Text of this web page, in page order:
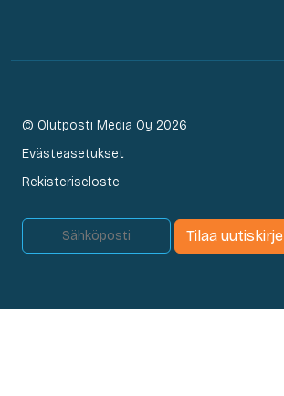
© Olutposti Media Oy 2026
Evästeasetukset
Rekisteriseloste
Tilaa uutiskirje